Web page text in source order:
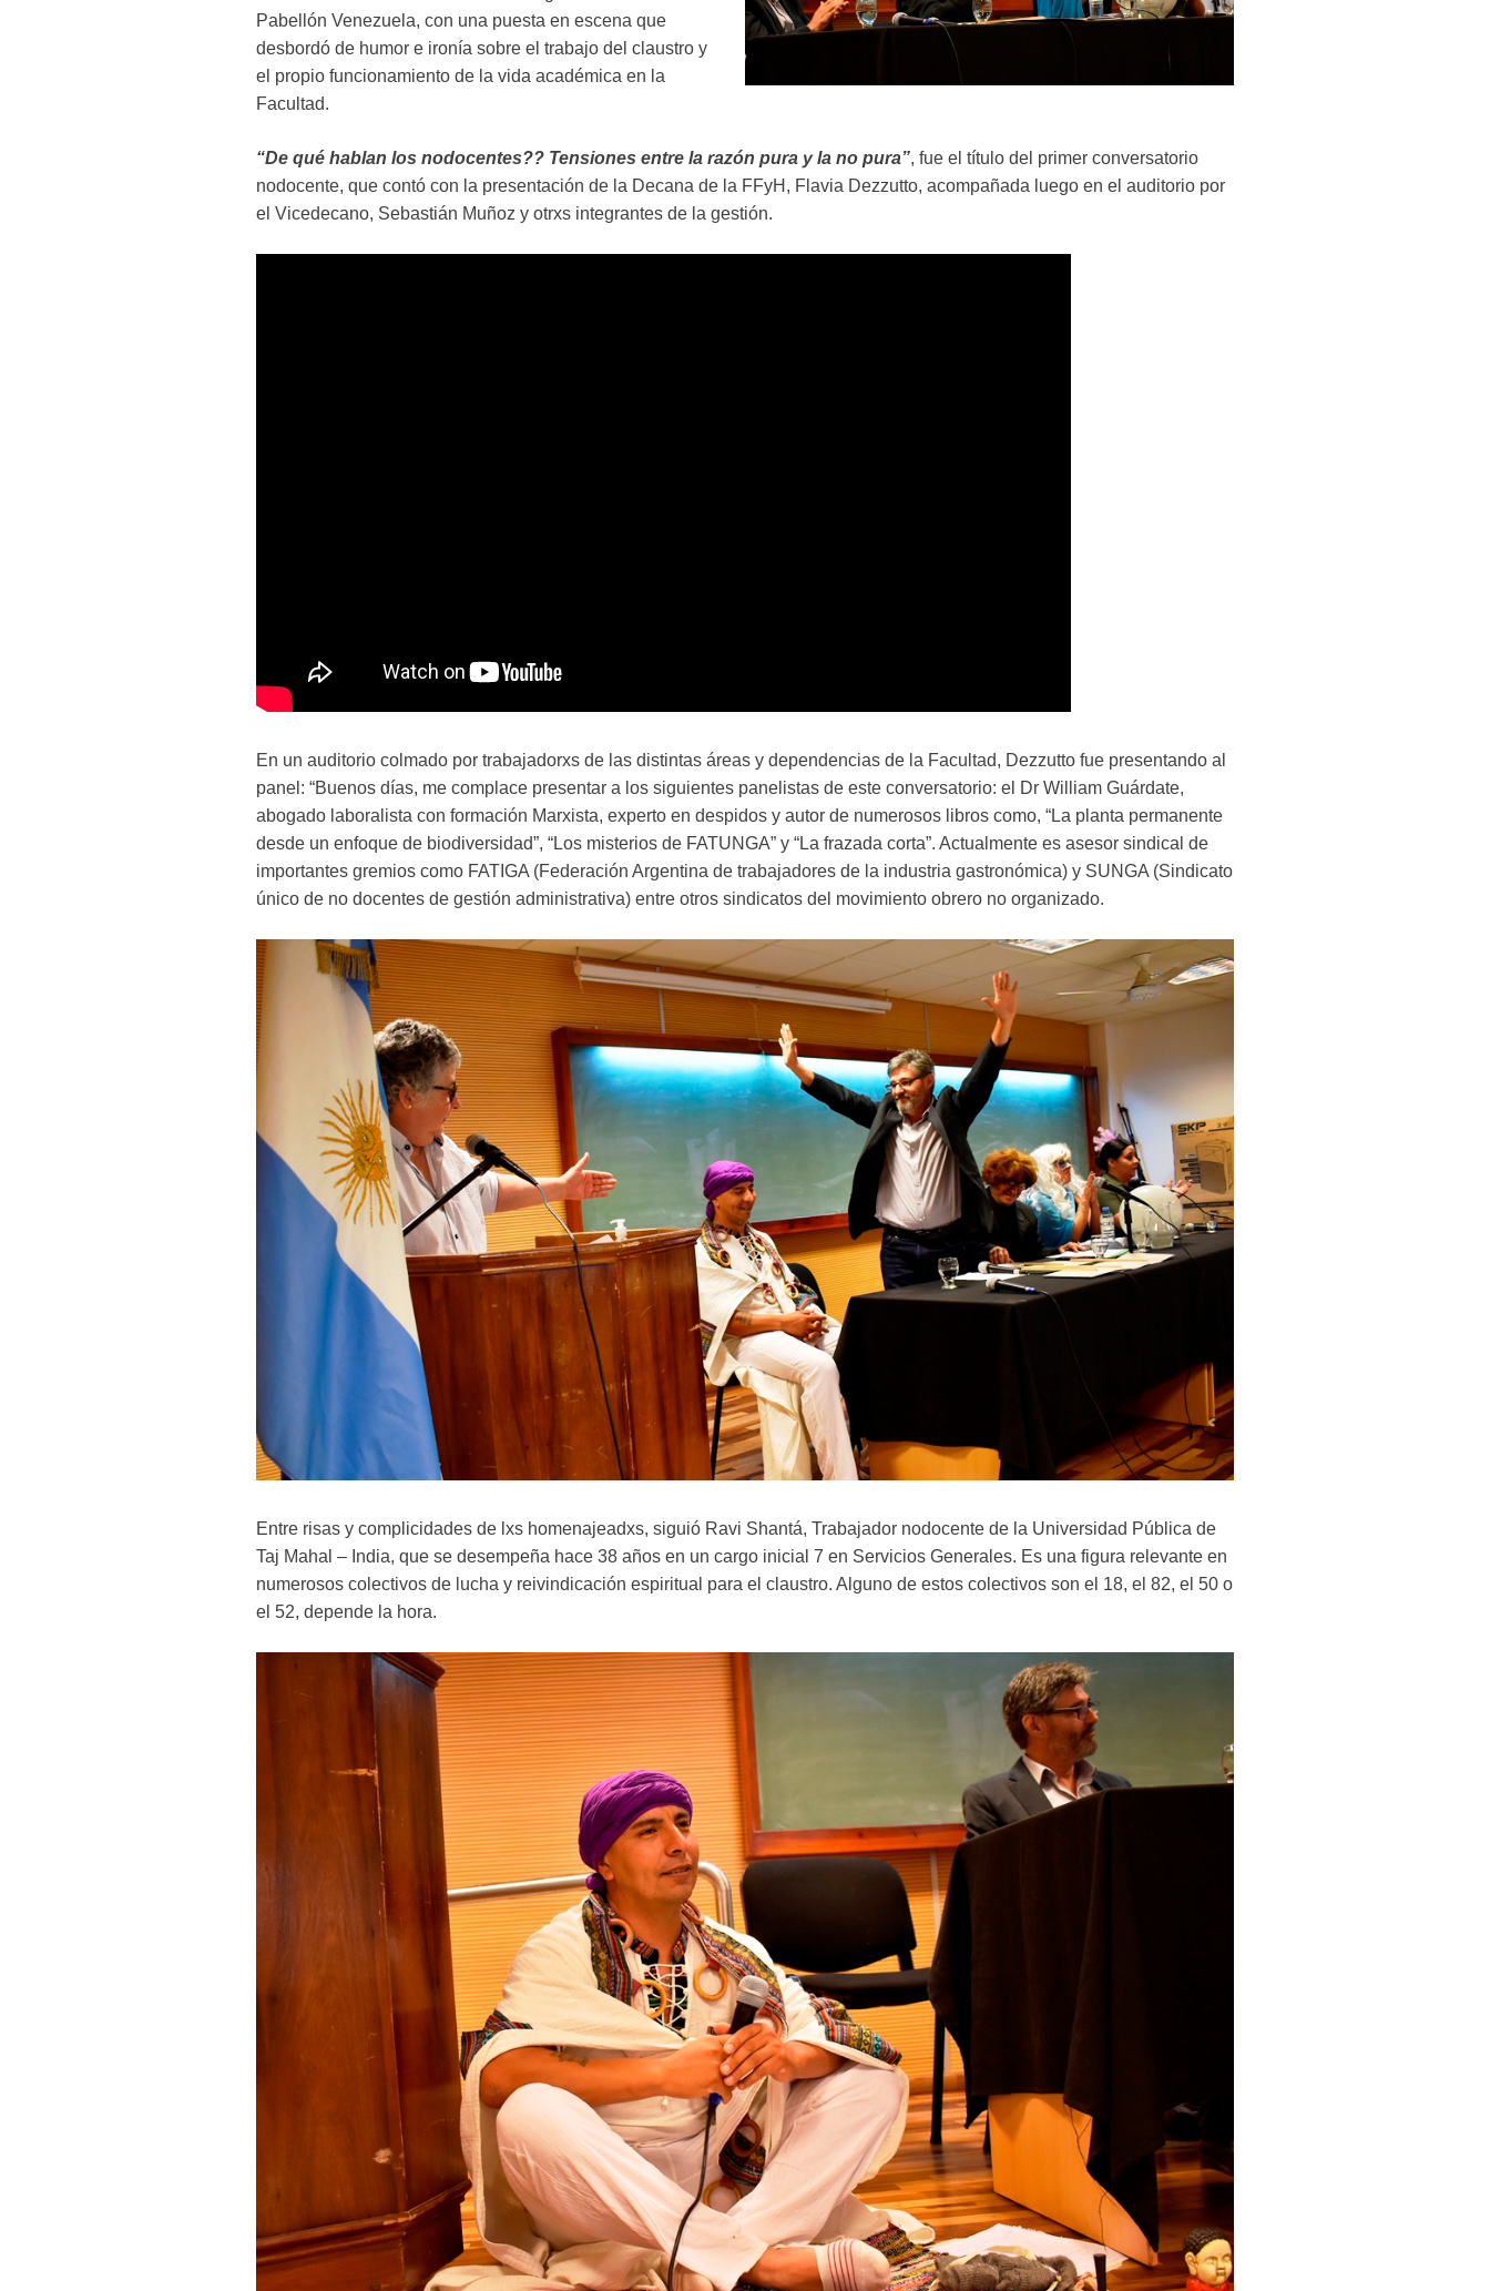
Pabellón Venezuela, con una puesta en escena que
desbordó de humor e ironía sobre el trabajo del claustro y
el propio funcionamiento de la vida académica en la
Facultad.
“De qué hablan los nodocentes?? Tensiones entre la razón pura y la no pura”, fue el título del primer conversatorio
nodocente, que contó con la presentación de la Decana de la FFyH, Flavia Dezzutto, acompañada luego en el auditorio por
el Vicedecano, Sebastián Muñoz y otrxs integrantes de la gestión.
En un auditorio colmado por trabajadorxs de las distintas áreas y dependencias de la Facultad, Dezzutto fue presentando al
panel: “Buenos días, me complace presentar a los siguientes panelistas de este conversatorio: el Dr William Guárdate,
abogado laboralista con formación Marxista, experto en despidos y autor de numerosos libros como, “La planta permanente
desde un enfoque de biodiversidad”, “Los misterios de FATUNGA” y “La frazada corta”. Actualmente es asesor sindical de
importantes gremios como FATIGA (Federación Argentina de trabajadores de la industria gastronómica) y SUNGA (Sindicato
único de no docentes de gestión administrativa) entre otros sindicatos del movimiento obrero no organizado.
Entre risas y complicidades de lxs homenajeadxs, siguió Ravi Shantá, Trabajador nodocente de la Universidad Pública de
Taj Mahal – India, que se desempeña hace 38 años en un cargo inicial 7 en Servicios Generales. Es una figura relevante en
numerosos colectivos de lucha y reivindicación espiritual para el claustro. Alguno de estos colectivos son el 18, el 82, el 50 o
el 52, depende la hora.